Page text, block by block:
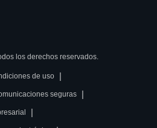
los derechos reservados.
de uso |
seguras |
|